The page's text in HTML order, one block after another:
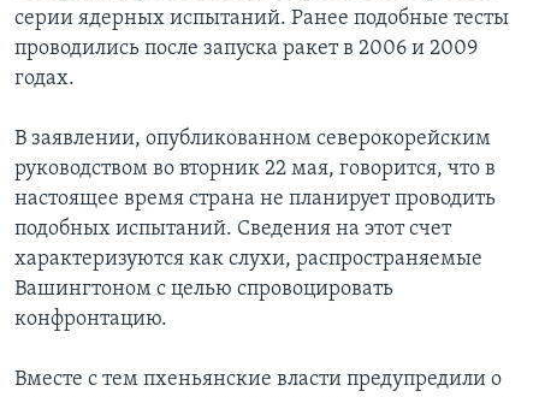
серии ядерных испытаний. Ранее подобные тесты
проводились после запуска ракет в 2006 и 2009
годах.
В заявлении, опубликованном северокорейским
руководством во вторник 22 мая, говорится, что в
настоящее время страна не планирует проводить
подобных испытаний. Сведения на этот счет
характеризуются как слухи, распространяемые
Вашингтоном с целью спровоцировать
конфронтацию.
Вместе с тем пхеньянские власти предупредили о